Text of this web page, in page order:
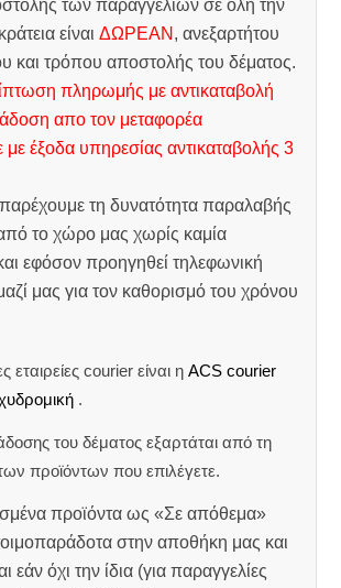
των παραγγελιών σε όλη την
είναιΔΩΡΕΑΝ , ανεξαρτήτου
και τρόπου αποστολής του δέματος.
πληρωμής με αντικαταβολή
απο τον μεταφορέα
με έξοδα υπηρεσίας αντικαταβολής 3
τη δυνατότητα παραλαβής
το χώρο μας χωρίς καμία
εφόσον προηγηθεί τηλεφωνική
μας για τον καθορισμό του χρόνου
εταιρείες courier είναι ηACS courier
.
του δέματος εξαρτάται από τη
προϊόντων που επιλέγετε.
προϊόντα ως «Σε απόθεμα»
στην αποθήκη μας και
εάν όχι την ίδια (για παραγγελίες